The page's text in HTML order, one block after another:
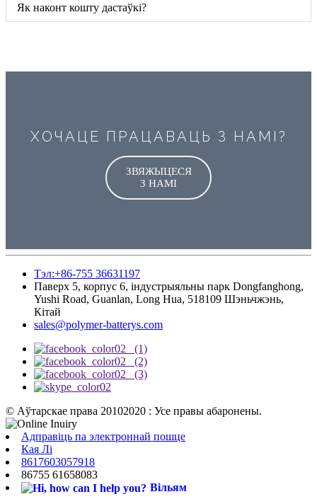
Як наконт кошту дастаўкі?
ХОЧАЦЕ ПРАЦАВАЦЬ З НАМІ?
ЗВЯЖЫЦЕСЯ
З НАМІ
Тэл:+86-755 36631197
Паверх 5, корпус 6, індустрыяльны парк Dongfanghong,
Yushi Road, Guanlan, Long Hua, 518109 Шэньчжэнь,
Кітай
sales@polymer-batterys.com
© Аўтарскае права 20102020 : Усе правы абаронены.
Адправіць па электроннай пошце
Кая Лі
8617603057918
86755 61658083
Вільям